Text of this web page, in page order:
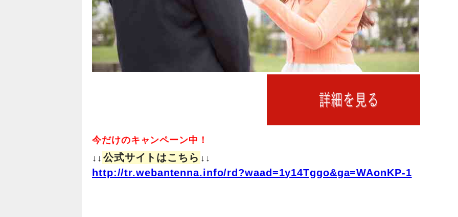
今だけのキャンペーン中！
↓↓ 公式サイトはこちら ↓↓
http://tr.webantenna.info/rd?waad=1y14Tggo&ga=WAonKP-1